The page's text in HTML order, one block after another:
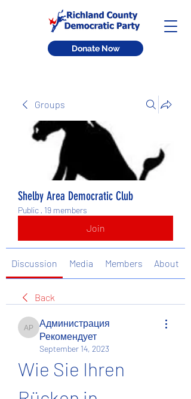
Donate Now
Groups
Shelby Area Democratic Club
Public · 19 members
Join
Discussion Media Members About
Back
Администрация Рекомендует
Администрация
Рекомендует
September 14, 2023
Wie Sie Ihren